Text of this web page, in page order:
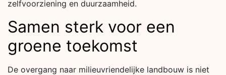
zelfvoorziening en duurzaamheid.
Samen sterk voor een
groene toekomst
De overgang naar milieuvriendelijke landbouw is niet